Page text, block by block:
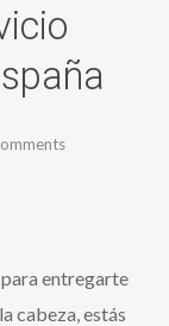
entregarte
cabeza, estás